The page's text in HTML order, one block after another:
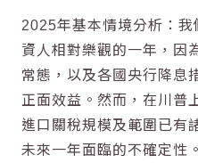
2025年基本情境分析：
資人相對樂觀的一年，因
常態，以及各國央行降息
正面效益。然而，在川普
進口關稅規模及範圍已有
未來一年面臨的不確定性